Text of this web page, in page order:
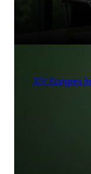
XIV Kongres